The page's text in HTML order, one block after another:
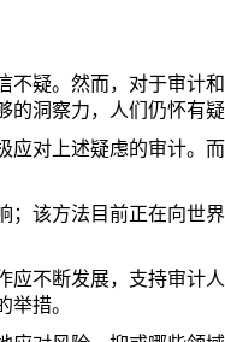
不疑。然而，对于审计
洞察力，人们仍怀有疑
对上述疑虑的审计。而
；该方法目前正在向世
应不断发展，支持审计
措。